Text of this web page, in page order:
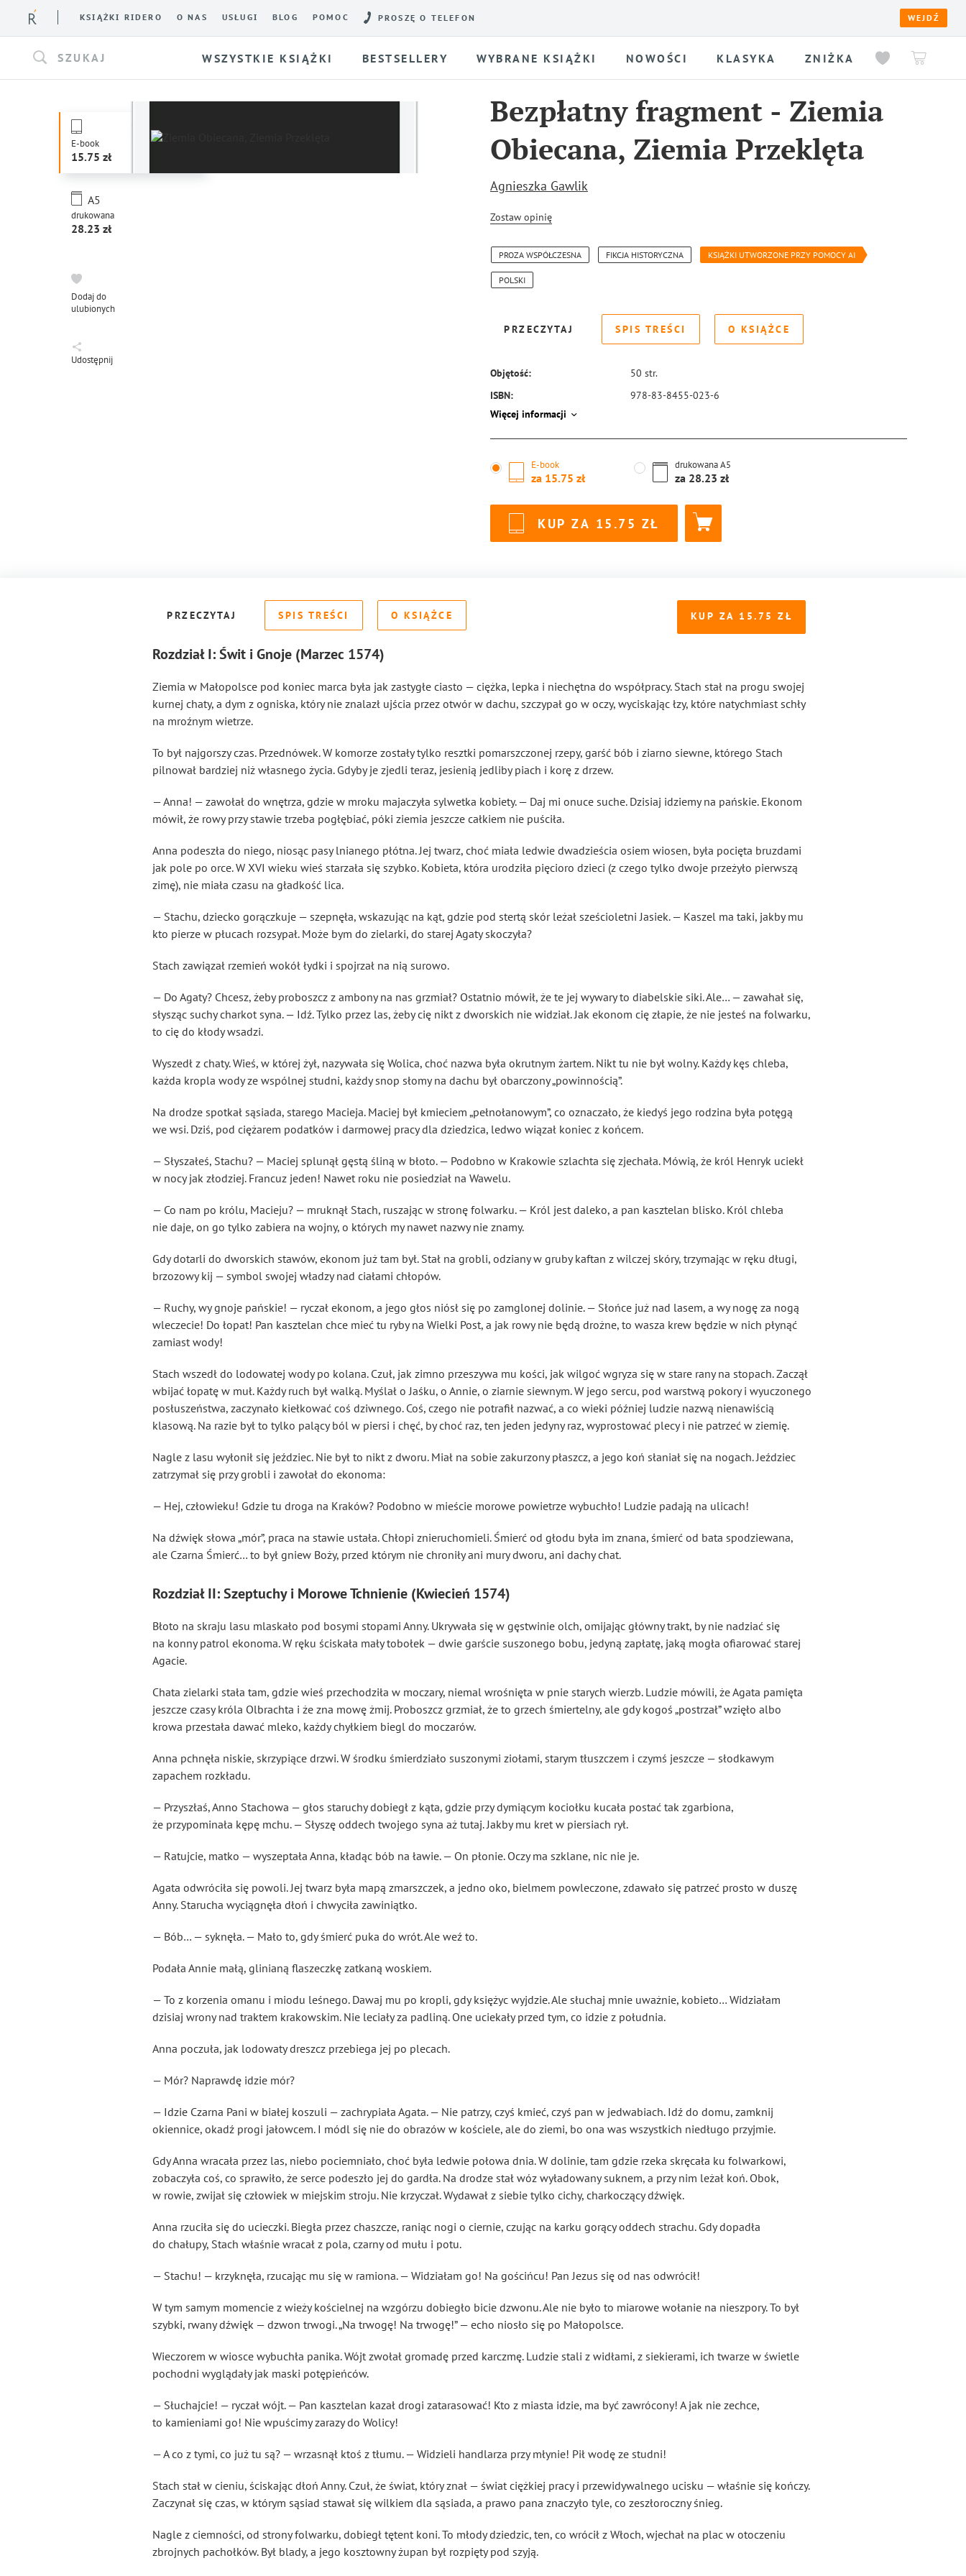
KSIĄŻKI RIDERO O NAS USŁUGI BLOG POMOC PROSZĘ O TELEFON WEJDŹ
SZUKAJ WSZYSTKIE KSIĄŻKI BESTSELLERY WYBRANE KSIĄŻKI NOWOŚCI KLASYKA ZNIŻKA
E-book
15.75
drukowana
A5
28.23
Dodaj do
ulubionych
Udostępnij
Bezpłatny fragment - Ziemia
Obiecana, Ziemia Przeklęta
Agnieszka Gawlik
Zostaw opinię
PROZA WSPÓŁCZESNA FIKCJA HISTORYCZNA KSIĄŻKI UTWORZONE PRZY POMOCY AI
POLSKI
PRZECZYTAJ SPIS TREŚCI O KSIĄŻCE
Objętość: 50 str.
ISBN:
978-83-8455-023-6
Więcej informacji
E-book
za 15.75
drukowanaA5
za 28.23
KUP ZA 15.75
KUP ZA 15.75
PRZECZYTAJ SPIS TREŚCI O KSIĄŻCE
Rozdział I: Świt i Gnoje (Marzec 1574)
Ziemia w Małopolsce pod koniec marca była jak zastygłe ciasto — ciężka, lepka i niechętna do współpracy. Stach stał na progu swojej
kurnej chaty, a dym z ogniska, który nie znalazł ujścia przez otwór w dachu, szczypał go w oczy, wyciskając łzy, które natychmiast schły
na mroźnym wietrze.
To był najgorszy czas. Przednówek. W komorze zostały tylko resztki pomarszczonej rzepy, garść bób i ziarno siewne, którego Stach
pilnował bardziej niż własnego życia. Gdyby je zjedli teraz, jesienią jedliby piach i korę z drzew.
— Anna! — zawołał do wnętrza, gdzie w mroku majaczyła sylwetka kobiety. — Daj mi onuce suche. Dzisiaj idziemy na pańskie. Ekonom
mówił, że rowy przy stawie trzeba pogłębiać, póki ziemia jeszcze całkiem nie puściła.
Anna podeszła do niego, niosąc pasy lnianego płótna. Jej twarz, choć miała ledwie dwadzieścia osiem wiosen, była pocięta bruzdami
jak pole po orce. W XVI wieku wieś starzała się szybko. Kobieta, która urodziła pięcioro dzieci (z czego tylko dwoje przeżyło pierwszą
zimę), nie miała czasu na gładkość lica.
— Stachu, dziecko gorączkuje — szepnęła, wskazując na kąt, gdzie pod stertą skór leżał sześcioletni Jasiek. — Kaszel ma taki, jakby mu
kto pierze w płucach rozsypał. Może bym do zielarki, do starej Agaty skoczyła?
Stach zawiązał rzemień wokół łydki i spojrzał na nią surowo.
— Do Agaty? Chcesz, żeby proboszcz z ambony na nas grzmiał? Ostatnio mówił, że te jej wywary to diabelskie siki. Ale… — zawahał się,
słysząc suchy charkot syna. — Idź. Tylko przez las, żeby cię nikt z dworskich nie widział. Jak ekonom cię złapie, że nie jesteś na folwarku,
to cię do kłody wsadzi.
Wyszedł z chaty. Wieś, w której żył, nazywała się Wolica, choć nazwa była okrutnym żartem. Nikt tu nie był wolny. Każdy kęs chleba,
każda kropla wody ze wspólnej studni, każdy snop słomy na dachu był obarczony „powinnością”.
Na drodze spotkał sąsiada, starego Macieja. Maciej był kmieciem „pełnołanowym”, co oznaczało, że kiedyś jego rodzina była potęgą
we wsi. Dziś, pod ciężarem podatków i darmowej pracy dla dziedzica, ledwo wiązał koniec z końcem.
— Słyszałeś, Stachu? — Maciej splunął gęstą śliną w błoto. — Podobno w Krakowie szlachta się zjechała. Mówią, że król Henryk uciekł
w nocy jak złodziej. Francuz jeden! Nawet roku nie posiedział na Wawelu.
— Co nam po królu, Macieju? — mruknął Stach, ruszając w stronę folwarku. — Król jest daleko, a pan kasztelan blisko. Król chleba
nie daje, on go tylko zabiera na wojny, o których my nawet nazwy nie znamy.
Gdy dotarli do dworskich stawów, ekonom już tam był. Stał na grobli, odziany w gruby kaftan z wilczej skóry, trzymając w ręku długi,
brzozowy kij — symbol swojej władzy nad ciałami chłopów.
— Ruchy, wy gnoje pańskie! — ryczał ekonom, a jego głos niósł się po zamglonej dolinie. — Słońce już nad lasem, a wy nogę za nogą
wleczecie! Do łopat! Pan kasztelan chce mieć tu ryby na Wielki Post, a jak rowy nie będą drożne, to wasza krew będzie w nich płynąć
zamiast wody!
Stach wszedł do lodowatej wody po kolana. Czuł, jak zimno przeszywa mu kości, jak wilgoć wgryza się w stare rany na stopach. Zaczął
wbijać łopatę w muł. Każdy ruch był walką. Myślał o Jaśku, o Annie, o ziarnie siewnym. W jego sercu, pod warstwą pokory i wyuczonego
posłuszeństwa, zaczynało kiełkować coś dziwnego. Coś, czego nie potrafił nazwać, a co wieki później ludzie nazwą nienawiścią
klasową. Na razie był to tylko palący ból w piersi i chęć, by choć raz, ten jeden jedyny raz, wyprostować plecy i nie patrzeć w ziemię.
Nagle z lasu wyłonił się jeździec. Nie był to nikt z dworu. Miał na sobie zakurzony płaszcz, a jego koń słaniał się na nogach. Jeździec
zatrzymał się przy grobli i zawołał do ekonoma:
— Hej, człowieku! Gdzie tu droga na Kraków? Podobno w mieście morowe powietrze wybuchło! Ludzie padają na ulicach!
Na dźwięk słowa „mór”, praca na stawie ustała. Chłopi znieruchomieli. Śmierć od głodu była im znana, śmierć od bata spodziewana,
ale Czarna Śmierć… to był gniew Boży, przed którym nie chroniły ani mury dworu, ani dachy chat.
Rozdział II: Szeptuchy i Morowe Tchnienie (Kwiecień 1574)
Błoto na skraju lasu mlaskało pod bosymi stopami Anny. Ukrywała się w gęstwinie olch, omijając główny trakt, by nie nadziać się
na konny patrol ekonoma. W ręku ściskała mały tobołek — dwie garście suszonego bobu, jedyną zapłatę, jaką mogła ofiarować starej
Agacie.
Chata zielarki stała tam, gdzie wieś przechodziła w moczary, niemal wrośnięta w pnie starych wierzb. Ludzie mówili, że Agata pamięta
jeszcze czasy króla Olbrachta i że zna mowę żmij. Proboszcz grzmiał, że to grzech śmiertelny, ale gdy kogoś „postrzał” wzięło albo
krowa przestała dawać mleko, każdy chyłkiem biegl do moczarów.
Anna pchnęła niskie, skrzypiące drzwi. W środku śmierdziało suszonymi ziołami, starym tłuszczem i czymś jeszcze — słodkawym
zapachem rozkładu.
— Przyszłaś, Anno Stachowa — głos staruchy dobiegł z kąta, gdzie przy dymiącym kociołku kucała postać tak zgarbiona,
że przypominała kępę mchu. — Słyszę oddech twojego syna aż tutaj. Jakby mu kret w piersiach rył.
— Ratujcie, matko — wyszeptała Anna, kładąc bób na ławie. — On płonie. Oczy ma szklane, nic nie je.
Agata odwróciła się powoli. Jej twarz była mapą zmarszczek, a jedno oko, bielmem powleczone, zdawało się patrzeć prosto w duszę
Anny. Starucha wyciągnęła dłoń i chwyciła zawiniątko.
— Bób… — syknęła. — Mało to, gdy śmierć puka do wrót. Ale weź to.
Podała Annie małą, glinianą flaszeczkę zatkaną woskiem.
— To z korzenia omanu i miodu leśnego. Dawaj mu po kropli, gdy księżyc wyjdzie. Ale słuchaj mnie uważnie, kobieto… Widziałam
dzisiaj wrony nad traktem krakowskim. Nie leciały za padliną. One uciekały przed tym, co idzie z południa.
Anna poczuła, jak lodowaty dreszcz przebiega jej po plecach.
— Mór? Naprawdę idzie mór?
— Idzie Czarna Pani w białej koszuli — zachrypiała Agata. — Nie patrzy, czyś kmieć, czyś pan w jedwabiach. Idź do domu, zamknij
okiennice, okadź progi jałowcem. I módl się nie do obrazów w kościele, ale do ziemi, bo ona was wszystkich niedługo przyjmie.
Gdy Anna wracała przez las, niebo pociemniało, choć była ledwie połowa dnia. W dolinie, tam gdzie rzeka skręcała ku folwarkowi,
zobaczyła coś, co sprawiło, że serce podeszło jej do gardła. Na drodze stał wóz wyładowany suknem, a przy nim leżał koń. Obok,
w rowie, zwijał się człowiek w miejskim stroju. Nie krzyczał. Wydawał z siebie tylko cichy, charkoczący dźwięk.
Anna rzuciła się do ucieczki. Biegła przez chaszcze, raniąc nogi o ciernie, czując na karku gorący oddech strachu. Gdy dopadła
do chałupy, Stach właśnie wracał z pola, czarny od mułu i potu.
— Stachu! — krzyknęła, rzucając mu się w ramiona. — Widziałam go! Na gościńcu! Pan Jezus się od nas odwrócił!
W tym samym momencie z wieży kościelnej na wzgórzu dobiegło bicie dzwonu. Ale nie było to miarowe wołanie na nieszpory. To był
szybki, rwany dźwięk — dzwon trwogi. „Na trwogę! Na trwogę!” — echo niosło się po Małopolsce.
Wieczorem w wiosce wybuchła panika. Wójt zwołał gromadę przed karczmę. Ludzie stali z widłami, z siekierami, ich twarze w świetle
pochodni wyglądały jak maski potępieńców.
— Słuchajcie! — ryczał wójt. — Pan kasztelan kazał drogi zatarasować! Kto z miasta idzie, ma być zawrócony! A jak nie zechce,
to kamieniami go! Nie wpuścimy zarazy do Wolicy!
— A co z tymi, co już tu są? — wrzasnął ktoś z tłumu. — Widzieli handlarza przy młynie! Pił wodę ze studni!
Stach stał w cieniu, ściskając dłoń Anny. Czuł, że świat, który znał — świat ciężkiej pracy i przewidywalnego ucisku — właśnie się kończy.
Zaczynał się czas, w którym sąsiad stawał się wilkiem dla sąsiada, a prawo pana znaczyło tyle, co zeszłoroczny śnieg.
Nagle z ciemności, od strony folwarku, dobiegł tętent koni. To młody dziedzic, ten, co wrócił z Włoch, wjechał na plac w otoczeniu
zbrojnych pachołków. Był blady, a jego kosztowny żupan był rozpięty pod szyją.